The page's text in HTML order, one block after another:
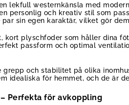
lekfull westernkänsla med
personlig och kreativ stil som
sin egen karaktär, vilket gör
kort plyschfoder som håller dina
passform och optimal
grepp och stabilitet på olika
idealiska för hemmet, och de är
Perfekta för avkoppling